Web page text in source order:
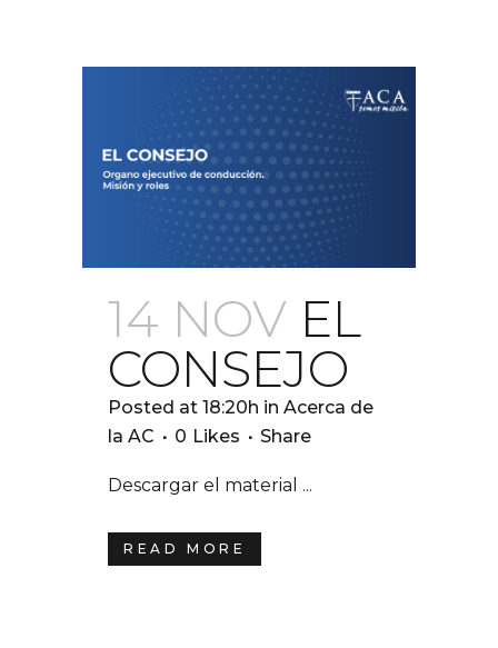
14 NOV EL
CONSEJO
Posted at 18:20h in Acerca de
la AC
0 Likes Share
Descargar el material ...
READ MORE